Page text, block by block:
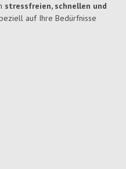
stressfreien, schnellen und
auf Ihre Bedürfnisse